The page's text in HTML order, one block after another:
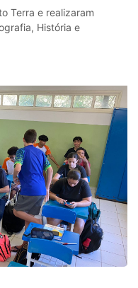
Terra e realizaram
História e